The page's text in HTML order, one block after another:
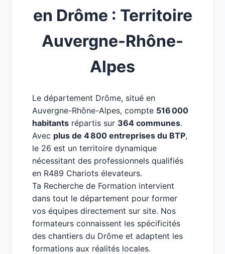
en Drôme : Territoire
Auvergne-Rhône-
Alpes
Le département Drôme, situé en
Auvergne-Rhône-Alpes, compte 516 000
habitants répartis sur 364 communes.
Avec plus de 4 800 entreprises du BTP,
le 26 est un territoire dynamique
nécessitant des professionnels qualifiés
en R489 Chariots élevateurs.
Ta Recherche de Formation intervient
dans tout le département pour former
vos équipes directement sur site. Nos
formateurs connaissent les spécificités
des chantiers du Drôme et adaptent les
formations aux réalités locales.